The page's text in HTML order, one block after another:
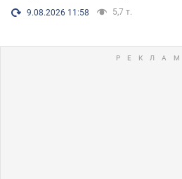
9.08.2026 11:58 5,7 т.